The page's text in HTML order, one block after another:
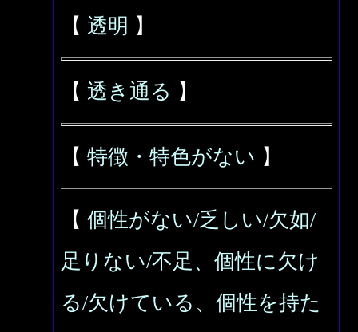
【 透明 】
【 透き通る 】
【 特徴・特色がない 】
【 個性がない/乏しい/欠如/
足りない/不足、個性に欠け
る/欠けている、個性を持た